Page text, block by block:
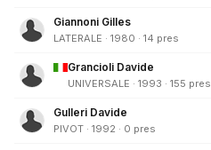
Giannoni Gilles
LATERALE · 1980 · 14 pres
Grancioli Davide
UNIVERSALE · 1993 · 155 pres
Gulleri Davide
PIVOT · 1992 · 0 pres